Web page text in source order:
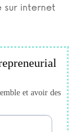
internet